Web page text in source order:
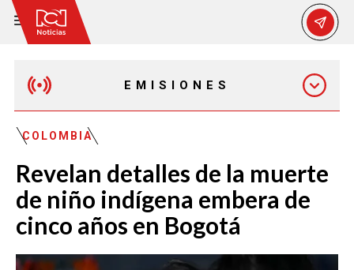
EMISIONES
EMISIÓN 12:30 PM
EMISIÓN 7:00 PM
COLOMBIA
Revelan detalles de la muerte
de niño indígena embera de
cinco años en Bogotá